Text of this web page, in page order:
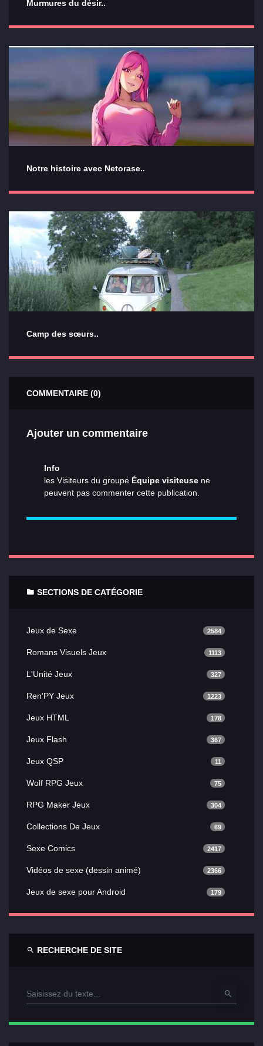
Murmures du désir..
Notre histoire avec Netorase..
Camp des sœurs..
COMMENTAIRE (0)
Ajouter un commentaire
Info
les Visiteurs du groupe Équipe visiteuse ne
peuvent pas commenter cette publication.
SECTIONS DE CATÉGORIE
Jeux de Sexe 2584
Romans Visuels Jeux 1113
L'Unité Jeux 327
Ren'PY Jeux 1223
Jeux HTML 178
Jeux Flash 367
Jeux QSP 11
Wolf RPG Jeux 75
RPG Maker Jeux 304
Collections De Jeux 69
Sexe Comics 2417
Vidéos de sexe (dessin animé) 2366
Jeux de sexe pour Android 179
RECHERCHE DE SITE